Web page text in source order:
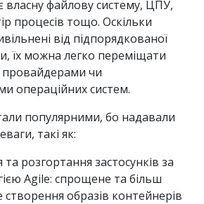
власну файлову систему, ЦПУ,
процесів тощо. Оскільки
від підпорядкованої
їх можна легко переміщати
чи
операційних систем.
популярними, бо надавали
такі як:
розгортання застосунків за
Agile: спрощене та більш
образів контейнерів